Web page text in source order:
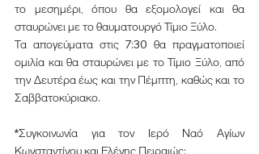
το μεσημέρι, όπου θα εξομολογεί και θα
σταυρώνει με το θαυματουργό Τίμιο Ξύλο.
Τα απογεύματα στις 7:30 θα πραγματοποιεί
ομιλία και θα σταυρώνει με το Τίμιο Ξύλο, από
την Δευτέρα έως και την Πέμπτη, καθώς και το
Σαββατοκύριακο.
*Συγκοινωνία για τον Ιερό Ναό Αγίων
Κωνσταντίνου και Ελένης Πειραιώς: